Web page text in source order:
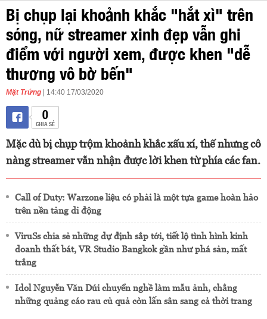
Bị chụp lại khoảnh khắc "hắt xì" trên
sóng, nữ streamer xinh đẹp vẫn ghi
điểm với người xem, được khen "dễ
thương vô bờ bến"
Mặt Trứng | 14:40 17/03/2020
0
CHIA SẺ
Mặc dù bị chụp trộm khoảnh khắc xấu xí, thế nhưng cô
nàng streamer vẫn nhận được lời khen từ phía các fan.
Call of Duty: Warzone liệu có phải là một tựa game hoàn hảo
trên nền tảng di động
ViruSs chia sẻ những dự định sắp tới, tiết lộ tình hình kinh
doanh thất bát, VR Studio Bangkok gần như phá sản, mất
trắng
Idol Nguyễn Văn Dúi chuyển nghề làm mẫu ảnh, chẳng
những quảng cáo rau củ quả còn lấn sân sang cả thời trang